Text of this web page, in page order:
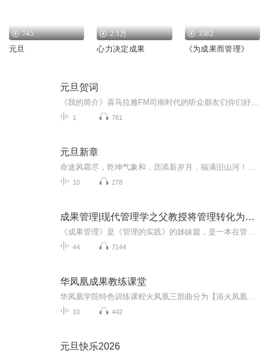
745
元旦
2.1万
心力决定成果
3582
《为成果而管理》
元旦贺词
1 781
元旦新章
10 278
成果管理|现代管理学之父教授将管理转化为成果
44 7144
华凤凰成果教练课堂
10 442
元旦快乐2026